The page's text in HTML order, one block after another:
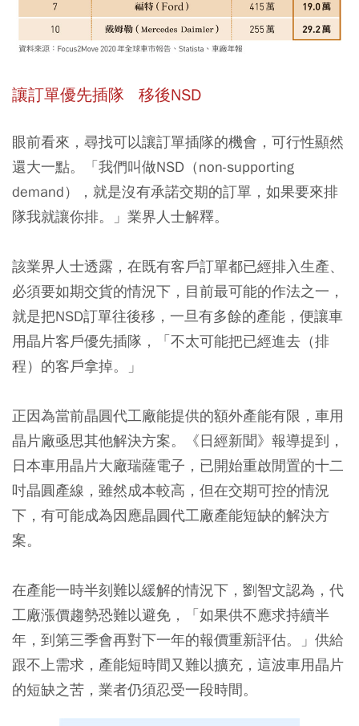
讓訂單優先插隊 移後NSD
眼前看來，尋找可以讓訂單插隊的機會，可行性顯然
還大一點。「我們叫做NSD（non-supporting
demand），就是沒有承諾交期的訂單，如果要來排
隊我就讓你排。」業界人士解釋。
該業界人士透露，在既有客戶訂單都已經排入生產、
必須要如期交貨的情況下，目前最可能的作法之一，
就是把NSD訂單往後移，一旦有多餘的產能，便讓車
用晶片客戶優先插隊，「不太可能把已經進去（排
程）的客戶拿掉。」
正因為當前晶圓代工廠能提供的額外產能有限，車用
晶片廠亟思其他解決方案。《日經新聞》報導提到，
日本車用晶片大廠瑞薩電子，已開始重啟閒置的十二
吋晶圓產線，雖然成本較高，但在交期可控的情況
下，有可能成為因應晶圓代工廠產能短缺的解決方
案。
在產能一時半刻難以緩解的情況下，劉智文認為，代
工廠漲價趨勢恐難以避免，「如果供不應求持續半
年，到第三季會再對下一年的報價重新評估。」供給
跟不上需求，產能短時間又難以擴充，這波車用晶片
的短缺之苦，業者仍須忍受一段時間。